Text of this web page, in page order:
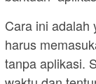
Cara ini adalah
harus
tanpa aplikasi.